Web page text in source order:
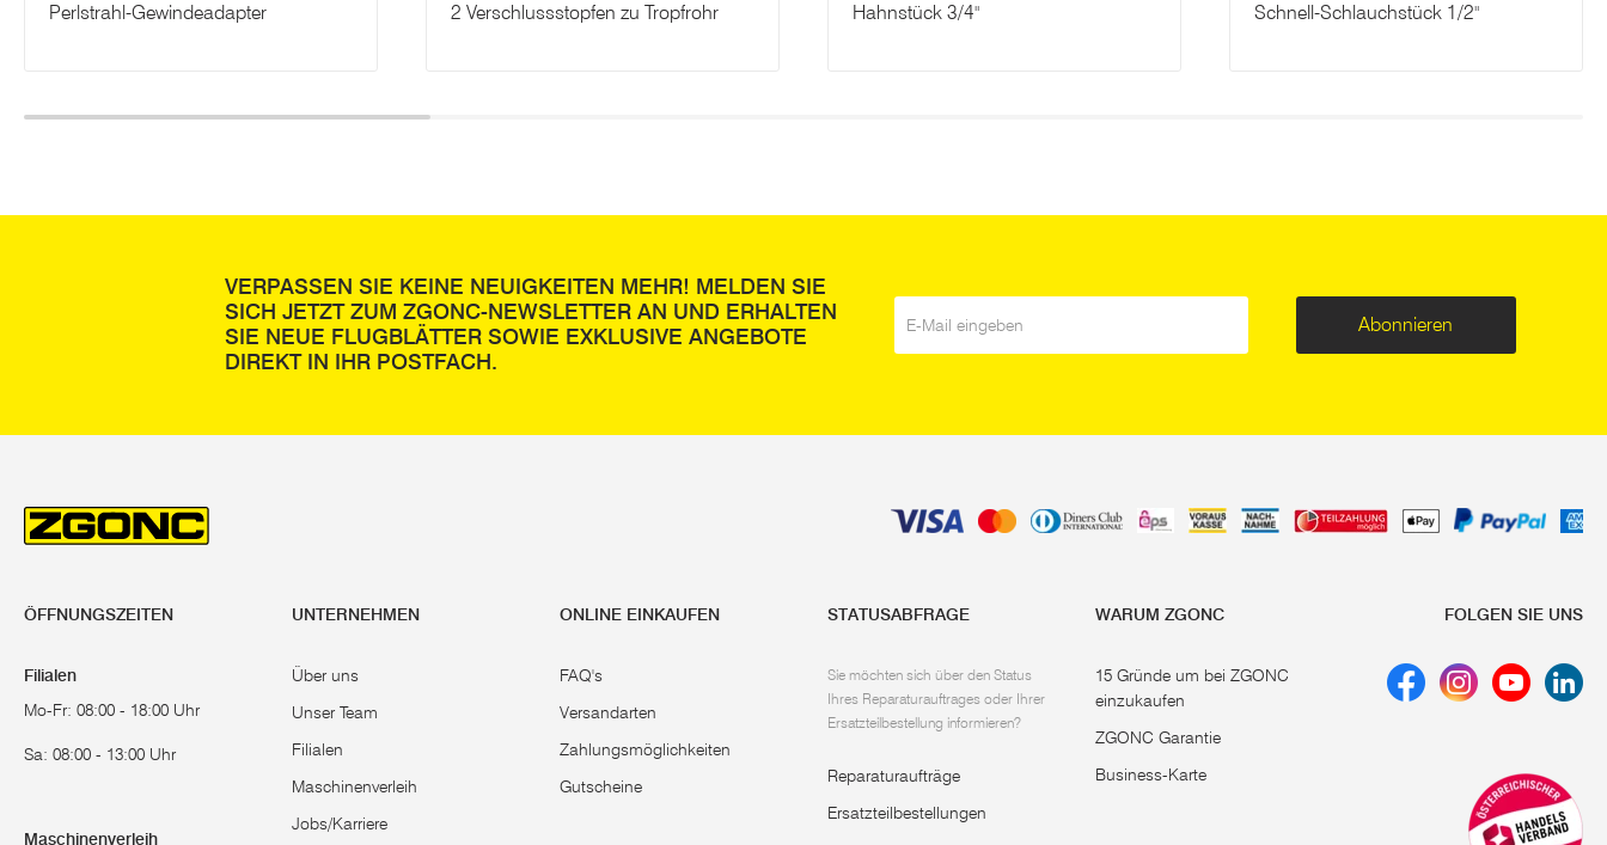
Perlstrahl-Gewindeadapter
2 Verschlussstopfen zu Tropfrohr
Hahnstück 3/4"
Schnell-Schlauchstück 1/2"
VERPASSEN SIE KEINE NEUIGKEITEN MEHR! MELDEN SIE
SICH JETZT ZUM ZGONC-NEWSLETTER AN UND ERHALTEN
SIE NEUE FLUGBLÄTTER SOWIE EXKLUSIVE ANGEBOTE
DIREKT IN IHR POSTFACH.
Abonnieren
ÖFFNUNGSZEITEN
Filialen
Mo-Fr: 08:00 - 18:00 Uhr
Sa: 08:00 - 13:00 Uhr
Maschinenverleih
UNTERNEHMEN
Über uns
Unser Team
Filialen
Maschinenverleih
Jobs/Karriere
ONLINE EINKAUFEN
FAQ's
Versandarten
Zahlungsmöglichkeiten
Gutscheine
STATUSABFRAGE
Sie möchten sich über den Status
Ihres Reparaturauftrages oder Ihrer
Ersatzteilbestellung informieren?
Reparaturaufträge
Ersatzteilbestellungen
WARUM ZGONC
15 Gründe um bei ZGONC
einzukaufen
ZGONC Garantie
Business-Karte
FOLGEN SIE UNS